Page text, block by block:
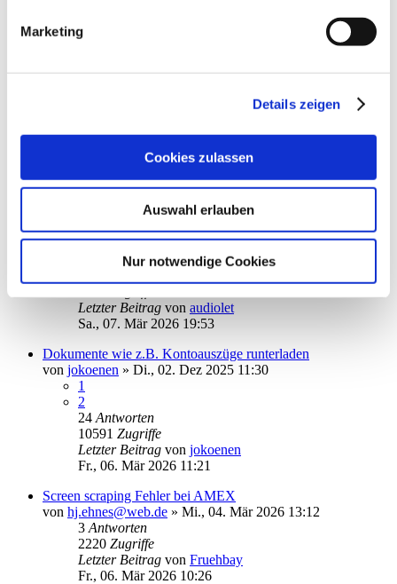
Marketing
Details zeigen
Cookies zulassen
Auswahl erlauben
Nur notwendige Cookies
ApoBank online ausblenden - geht das?
vonGWeidt
1684Zugriffe
Abholung ING-Diba Postfach
Do., 05. Mär 2026 14:33
Antworten
4083Zugriffe
Di., 10. Mär 2026 10:11
Depot Volksbank Berlin
Hanno Ferahner»Sa., 07. Mär 2026 11:15
Letzter Beitrag von audiolet
Sa., 07. Mär 2026 19:53
Dokumente wie z.B. Kontoauszüge runterladen
von jokoenen » Di., 02. Dez 2025 11:30
1
2
24 Antworten
10591 Zugriffe
Letzter Beitrag von jokoenen
Fr., 06. Mär 2026 11:21
Screen scraping Fehler bei AMEX
von hj.ehnes@web.de » Mi., 04. Mär 2026 13:12
3 Antworten
2220 Zugriffe
Letzter Beitrag von Fruehbay
Fr., 06. Mär 2026 10:26